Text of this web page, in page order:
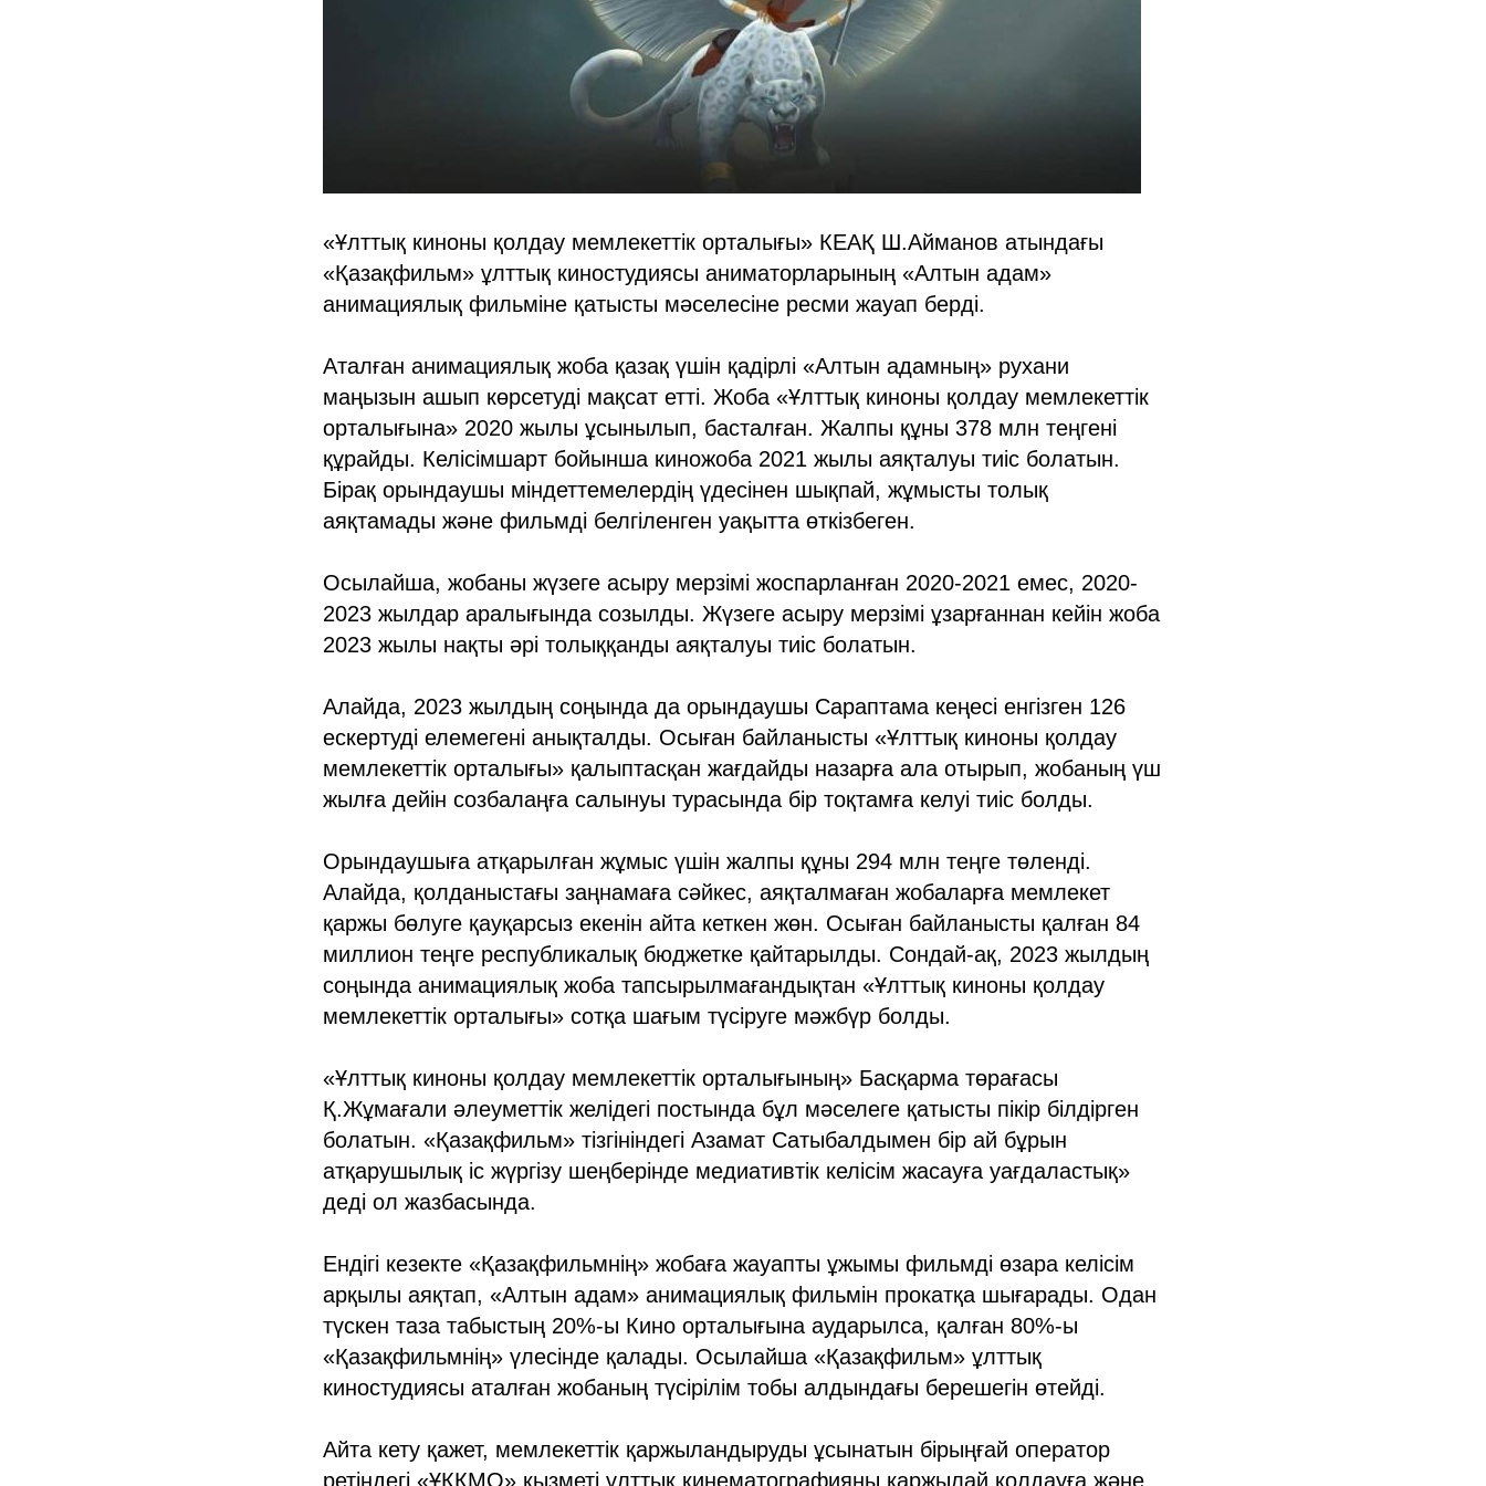
«Ұлттық киноны қолдау мемлекеттік орталығы» КЕАҚ Ш.Айманов атындағы
«Қазақфильм» ұлттық киностудиясы аниматорларының «Алтын адам»
анимациялық фильміне қатысты мәселесіне ресми жауап берді.
Аталған анимациялық жоба қазақ үшін қадірлі «Алтын адамның» рухани
маңызын ашып көрсетуді мақсат етті. Жоба «Ұлттық киноны қолдау мемлекеттік
орталығына» 2020 жылы ұсынылып, басталған. Жалпы құны 378 млн теңгені
құрайды. Келісімшарт бойынша киножоба 2021 жылы аяқталуы тиіс болатын.
Бірақ орындаушы міндеттемелердің үдесінен шықпай, жұмысты толық
аяқтамады және фильмді белгіленген уақытта өткізбеген.
Осылайша, жобаны жүзеге асыру мерзімі жоспарланған 2020-2021 емес, 2020-
2023 жылдар аралығында созылды. Жүзеге асыру мерзімі ұзарғаннан кейін жоба
2023 жылы нақты әрі толыққанды аяқталуы тиіс болатын.
Алайда, 2023 жылдың соңында да орындаушы Сараптама кеңесі енгізген 126
ескертуді елемегені анықталды. Осыған байланысты «Ұлттық киноны қолдау
мемлекеттік орталығы» қалыптасқан жағдайды назарға ала отырып, жобаның үш
жылға дейін созбалаңға салынуы турасында бір тоқтамға келуі тиіс болды.
Орындаушыға атқарылған жұмыс үшін жалпы құны 294 млн теңге төленді.
Алайда, қолданыстағы заңнамаға сәйкес, аяқталмаған жобаларға мемлекет
қаржы бөлуге қауқарсыз екенін айта кеткен жөн. Осыған байланысты қалған 84
миллион теңге республикалық бюджетке қайтарылды. Сондай-ақ, 2023 жылдың
соңында анимациялық жоба тапсырылмағандықтан «Ұлттық киноны қолдау
мемлекеттік орталығы» сотқа шағым түсіруге мәжбүр болды.
«Ұлттық киноны қолдау мемлекеттік орталығының» Басқарма төрағасы
Қ.Жұмағали әлеуметтік желідегі постында бұл мәселеге қатысты пікір білдірген
болатын. «Қазақфильм» тізгініндегі Азамат Сатыбалдымен бір ай бұрын
атқарушылық іс жүргізу шеңберінде медиативтік келісім жасауға уағдаластық»
деді ол жазбасында.
Ендігі кезекте «Қазақфильмнің» жобаға жауапты ұжымы фильмді өзара келісім
арқылы аяқтап, «Алтын адам» анимациялық фильмін прокатқа шығарады. Одан
түскен таза табыстың 20%-ы Кино орталығына аударылса, қалған 80%-ы
«Қазақфильмнің» үлесінде қалады. Осылайша «Қазақфильм» ұлттық
киностудиясы аталған жобаның түсірілім тобы алдындағы берешегін өтейді.
Айта кету қажет, мемлекеттік қаржыландыруды ұсынатын бірыңғай оператор
ретіндегі «ҰКҚМО» қызметі ұлттық кинематографияны қаржылай қолдауға және